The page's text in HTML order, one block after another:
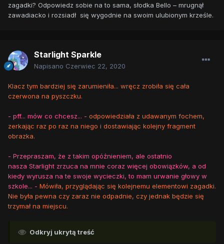
zagadki? Odpowiedz sobie na to sama, słodka Bello – mrugnął
zawadiacko i rozsiadł się wygodnie na swoim ulubionym krześle.
Starlight Sparkle
Napisano Czerwiec 22, 2020
Klacz tym bardziej się zarumieniła... wręcz zrobiła się cała
czerwona na pyszczku.
- pff... mów co chcesz... - odpowiedziała z udawanym fochem,
zerkając raz po raz na niego i dostawiając kolejny fragment
obrazka.
- Przepraszam, że z takim opóźnieniem, ale ostatnio
nasza Starlight zrzuca na mnie coraz więcej obowiązków, a od
kiedy wyrusza na te swoje wycieczki, to mam urwanie głowy w
szkole... - Mówiła, przyglądając się kolejnemu elementowi zagadki.
Nie była pewna czy zaraz nie odpadnie, czy jednak będzie się
trzymał na miejscu.
Odkryj ukrytą treść